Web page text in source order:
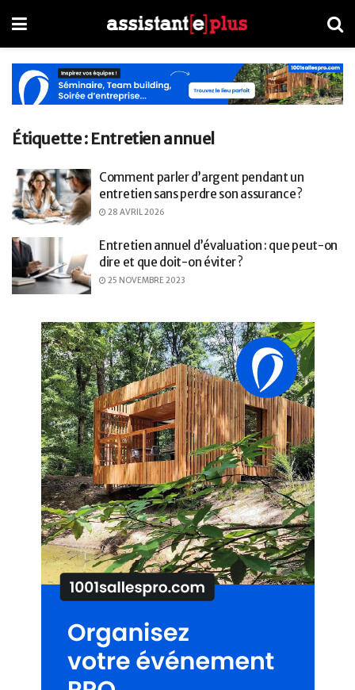
Étiquette : Entretien annuel
Comment parler d’argent pendant un
entretien sans perdre son assurance ?
28 AVRIL 2026
Entretien annuel d’évaluation : que peut-on
dire et que doit-on éviter ?
25 NOVEMBRE 2023